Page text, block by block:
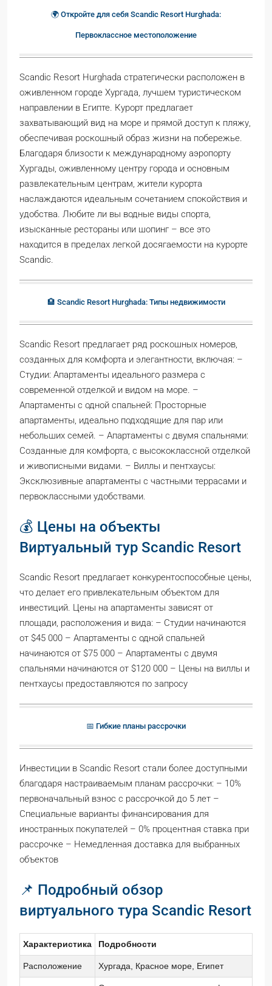
🌍 Откройте для себя Scandic Resort Hurghada:
Первоклассное местоположение
Scandic Resort Hurghada стратегически расположен в
оживленном городе Хургада, лучшем туристическом
направлении в Египте. Курорт предлагает
захватывающий вид на море и прямой доступ к пляжу,
обеспечивая роскошный образ жизни на побережье.
Благодаря близости к международному аэропорту
Хургады, оживленному центру города и основным
развлекательным центрам, жители курорта
наслаждаются идеальным сочетанием спокойствия и
удобства. Любите ли вы водные виды спорта,
изысканные рестораны или шопинг – все это
находится в пределах легкой досягаемости на курорте
Scandic.
🏨 Scandic Resort Hurghada: Типы недвижимости
Scandic Resort предлагает ряд роскошных номеров,
созданных для комфорта и элегантности, включая: –
Студии: Апартаменты идеального размера с
современной отделкой и видом на море. –
Апартаменты с одной спальней: Просторные
апартаменты, идеально подходящие для пар или
небольших семей. – Апартаменты с двумя спальнями:
Созданные для комфорта, с высококлассной отделкой
и живописными видами. – Виллы и пентхаусы:
Эксклюзивные апартаменты с частными террасами и
первоклассными удобствами.
💰 Цены на объекты
Виртуальный тур Scandic Resort
Scandic Resort предлагает конкурентоспособные цены,
что делает его привлекательным объектом для
инвестиций. Цены на апартаменты зависят от
площади, расположения и вида: – Студии начинаются
от $45 000 – Апартаменты с одной спальней
начинаются от $75 000 – Апартаменты с двумя
спальнями начинаются от $120 000 – Цены на виллы и
пентхаусы предоставляются по запросу
📅 Гибкие планы рассрочки
Инвестиции в Scandic Resort стали более доступными
благодаря настраиваемым планам рассрочки: – 10%
первоначальный взнос с рассрочкой до 5 лет –
Специальные варианты финансирования для
иностранных покупателей – 0% процентная ставка при
рассрочке – Немедленная доставка для выбранных
объектов
📌 Подробный обзор
виртуального тура Scandic Resort
Характеристика Подробности
Расположение Хургада, Красное море, Египет